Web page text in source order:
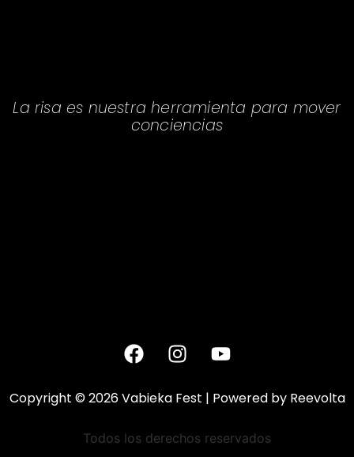
La risa es nuestra herramienta para mover
conciencias
Copyright © 2026 Vabieka Fest | Powered by Reevolta
Todos los derechos reservados